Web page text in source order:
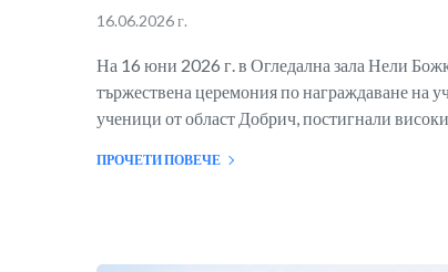
16.06.2026 г.
На 16 юни 2026 г. в Огледална зала Нели
тържествена церемония по награждаване на
ученици от област Добрич, постигнали високи
ПРОЧЕТИ ПОВЕЧЕ